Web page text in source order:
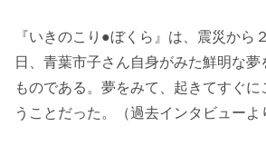
『いきのこり●ぼくら』は、震災から
日、青葉市子さん自身がみた鮮明な夢
ものである。夢をみて、起きてすぐ
うことだった。（過去インタビューよ